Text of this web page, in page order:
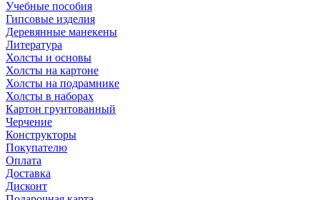
Учебные пособия
Гипсовые изделия
Деревянные манекены
Литература
Холсты и основы
Холсты на картоне
Холсты на подрамнике
Холсты в наборах
Картон грунтованный
Черчение
Конструкторы
Покупателю
Оплата
Доставка
Дисконт